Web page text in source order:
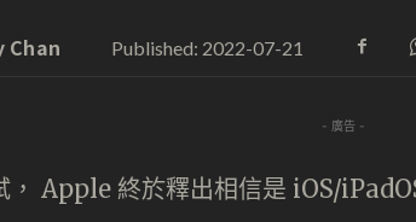
Chan Published: 2022-07-21
- 廣告 -
， Apple 終於釋出相信是 iOS/